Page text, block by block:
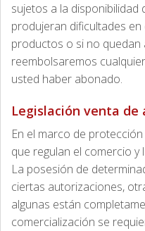
sujetos a la disponibilidad
produjeran dificultades
productos o si no quedan
reembolsaremos
usted haber abonado.
Legislación venta de
En el marco de
que regulan el comercio y
La posesión de
ciertas autorizaciones,
algunas están
comercialización se